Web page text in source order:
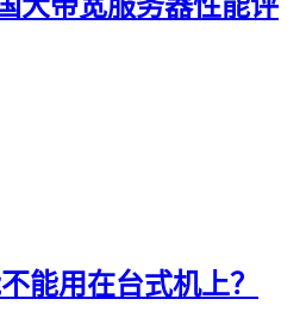
大带宽服务器性能评
能用在台式机上？